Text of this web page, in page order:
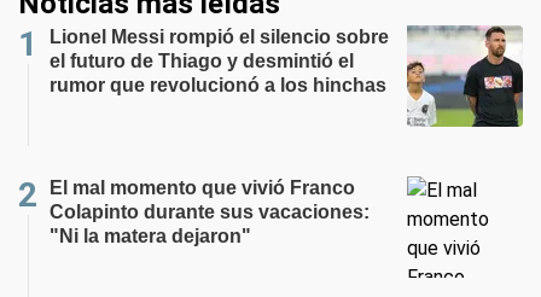
Lionel Messi rompió el silencio sobre
el futuro de Thiago y desmintió el
rumor que revolucionó a los hinchas
El mal momento que vivió Franco
Colapinto durante sus vacaciones:
"Ni la matera dejaron"